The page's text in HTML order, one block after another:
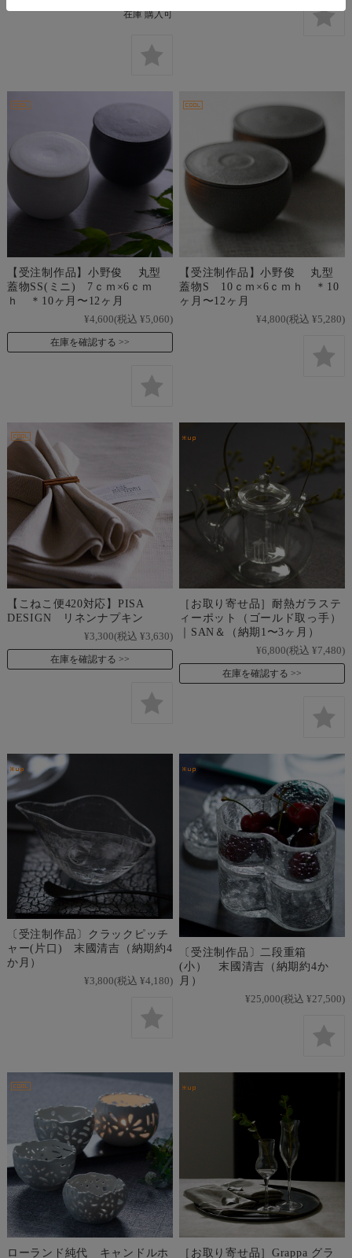
在庫 購入可
【受注制作品】小野俊 丸型
蓋物SS(ミニ) 7ｃｍ×6ｃｍ
ｈ ＊10ヶ月〜12ヶ月
¥4,600(税込 ¥5,060)
在庫を確認する
【受注制作品】小野俊 丸型
蓋物S 10ｃｍ×6ｃｍｈ ＊10
ヶ月〜12ヶ月
¥4,800(税込 ¥5,280)
【こねこ便420対応】PISA
DESIGN リネンナプキン
¥3,300(税込 ¥3,630)
在庫を確認する
［お取り寄せ品］耐熱ガラステ
ィーポット（ゴールド取っ手）
｜SAN＆（納期1〜3ヶ月）
¥6,800(税込 ¥7,480)
在庫を確認する
〔受注制作品〕クラックピッチ
ャー(片口) 末國清吉（納期約4
か月）
¥3,800(税込 ¥4,180)
〔受注制作品〕二段重箱
(小） 末國清吉（納期約4か
月）
¥25,000(税込 ¥27,500)
ローランド純代 キャンドルホ ［お取り寄せ品］Grappa グラ